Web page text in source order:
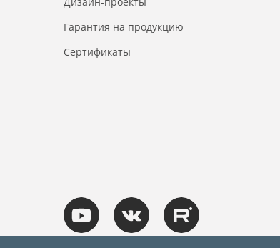
Гарантия на продукцию
Сертификаты